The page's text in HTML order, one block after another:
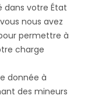
dans votre État
nous avez
permettre à
charge
donnée à
des mineurs